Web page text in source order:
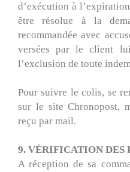
d’exécution à
être résolue à la
recommandée avec
versées par le client
l’exclusion de toute
Pour suivre le colis, se
sur le site Chronopost,
reçu par mail.
9. VÉRIFICATION DES
A réception de sa